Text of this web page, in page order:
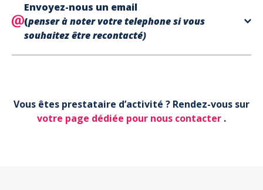
trouve directement sur votre billet,
dans la partie contact.
Envoyez-nous un email
(penser à noter votre telephone si vous
souhaitez être recontacté)
Votre email*
Vous êtes prestataire d’activité ? Rendez-vous sur
votre page dédiée pour nous contacter .